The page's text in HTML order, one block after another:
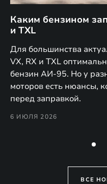
Каким бензином
и TXL
Для большинства
VX, RX и TXL
бензин АИ-95. Но у
моторов есть нюансы,
перед заправкой.
6 ИЮЛЯ 2026
ВСЕ